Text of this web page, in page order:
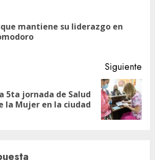
mantiene su liderazgo en
Siguiente
5ta jornada de Salud
la Mujer en la ciudad